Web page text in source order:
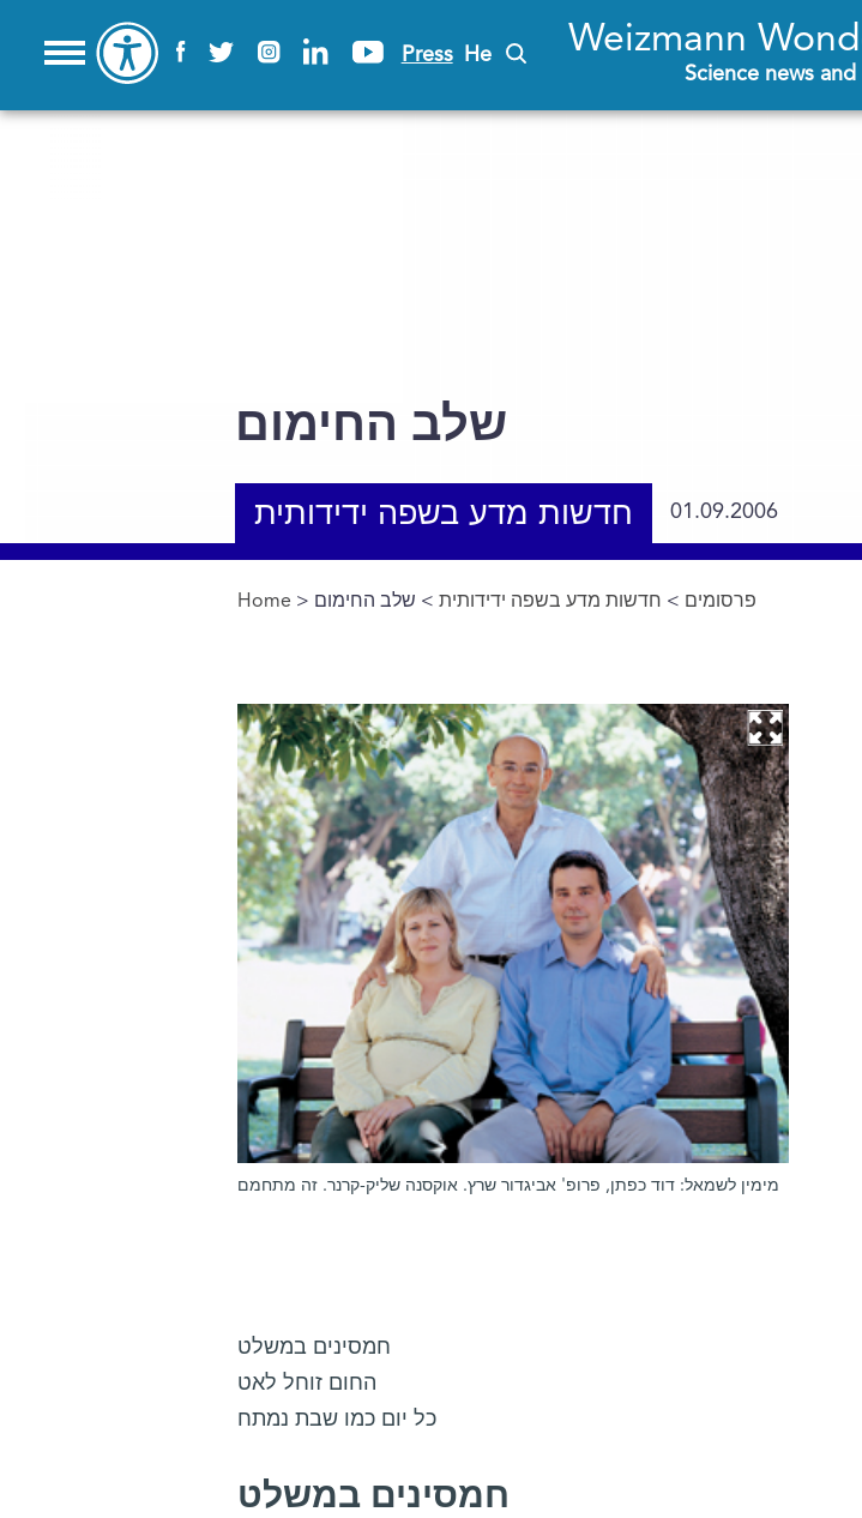
Press He Weizmann
Science news
שלב החימום
חדשות מדע בשפה ידידותית 01.09.2006
You are here
Home > פרסומים > חדשות מדע בשפה ידידותית> שלב החימום
מימין לשמאל: דוד כפתן, פרופ' אביגדור שרץ. אוקסנה שליק-קרנר. זה מתחמם
חמסינים במשלט
החום זוחל לאט
כל יום כמו שבת נמתח
חמסינים במשלט